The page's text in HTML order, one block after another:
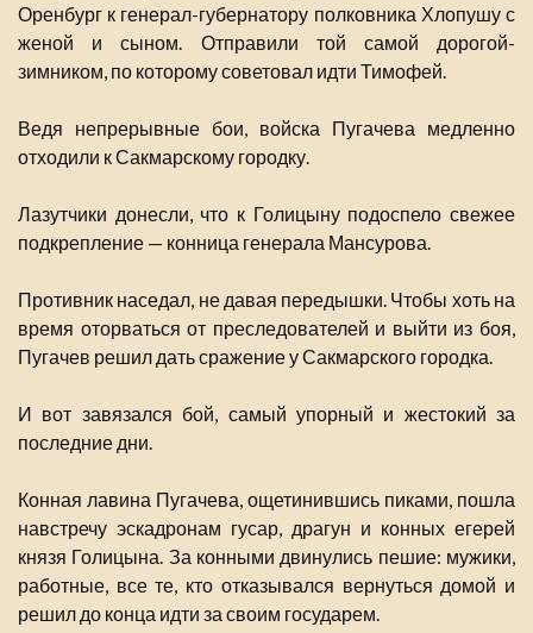
Оренбург к генерал-губернатору полковника Хлопушу с
женой и сыном. Отправили той самой дорогой-
зимником, по которому советовал идти Тимофей.
Ведя непрерывные бои, войска Пугачева медленно
отходили к Сакмарскому городку.
Лазутчики донесли, что к Голицыну подоспело свежее
подкрепление — конница генерала Мансурова.
Противник наседал, не давая передышки. Чтобы хоть на
время оторваться от преследователей и выйти из боя,
Пугачев решил дать сражение у Сакмарского городка.
И вот завязался бой, самый упорный и жестокий за
последние дни.
Конная лавина Пугачева, ощетинившись пиками, пошла
навстречу эскадронам гусар, драгун и конных егерей
князя Голицына. За конными двинулись пешие: мужики,
работные, все те, кто отказывался вернуться домой и
решил до конца идти за своим государем.